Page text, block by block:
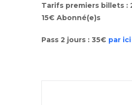
Tarifs premiers billets :
15€ Abonné(e)s
Pass 2 jours : 35€ par ici